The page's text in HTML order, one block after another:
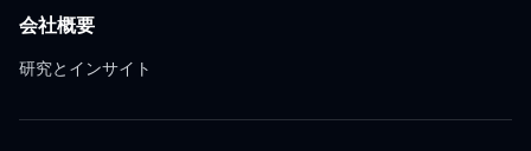
会社概要
研究とインサイト